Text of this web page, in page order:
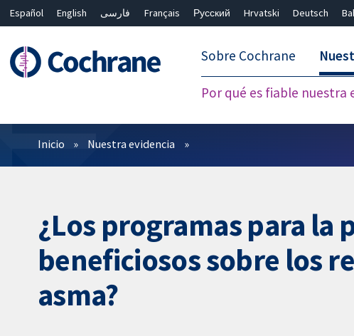
Español English فارسی Français Русский Hrvatski Deutsch
Sobre Cochrane
Por qué es fiable nuestra
Filtros
Inicio Nuestra evidencia
¿Los programas para la
beneficiosos sobre los
asma?